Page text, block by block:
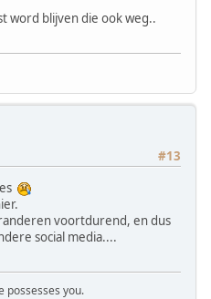
word blijven die ook weg..
#13
voortdurend, en dus
social media....
possesses you.